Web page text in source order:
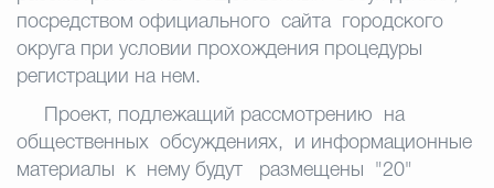
посредством официального сайта городского
округа при условии прохождения процедуры
регистрации на нем.
Проект, подлежащий рассмотрению на
общественных обсуждениях, и информационные
материалы к нему будут размещены "20"